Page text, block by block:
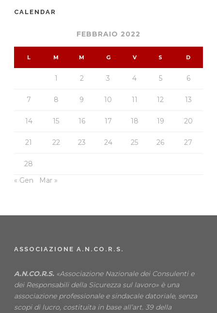
CALENDAR
FEBBRAIO 2022
L M M G V S D
1 2 3 4 5 6
7 8 9 10 11 12 13
14 15 16 17 18 19 20
21 22 23 24 25 26 27
28
« Gen
Mar »
ASSOCIAZIONE A.N.CO.R.S.
A.N.CO.R.S. «Associazione Nazionale dei Consulenti e
dei Responsabili della Sicurezza sul lavoro» è una
associazione professionale e sindacale datoriale, senza
scopi di lucro, costituita in base all’art. 39 della